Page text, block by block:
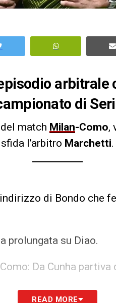
di
match Milan-Como,
l’arbitro Marchetti.
di Bondo che
prolungata su Diao.
Da Cunha
READ MORE